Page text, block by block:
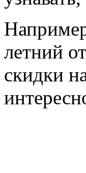
летний
скидки